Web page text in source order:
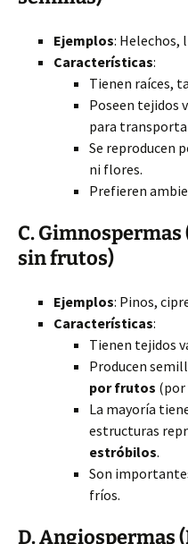
Ejemplos: Helechos,
Características:
Tienen raíces,
Poseen tejidos
para
Se reproducen
ni flores.
Prefieren
C.
sin frutos)
Ejemplos: Pinos,
Características:
Tienen tejidos
Producen
por frutos (por
La mayoría
estructuras
estróbilos.
Son
fríos.
D. Angiospermas